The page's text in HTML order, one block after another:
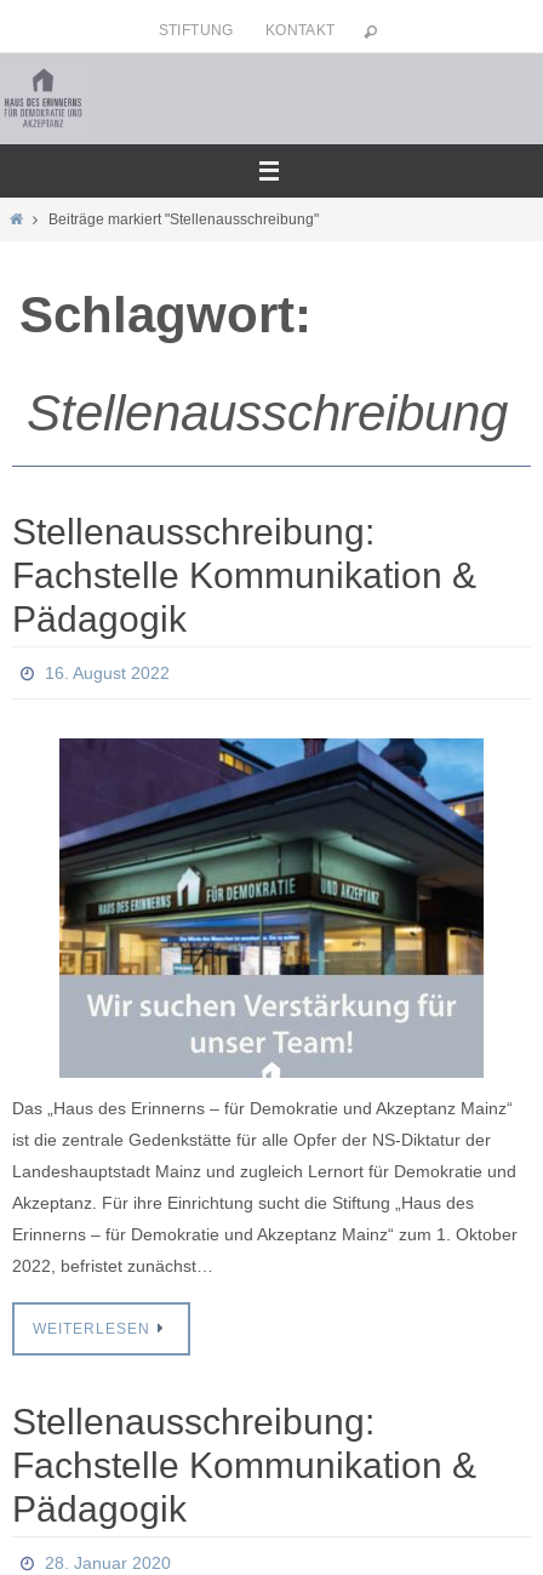
Inhalt
springen
STIFTUNG KONTAKT
HomeBeiträge markiert "Stellenausschreibung"
Schlagwort:
Stellenausschreibung
Stellenausschreibung:
Fachstelle Kommunikation &
Pädagogik
16. August 2022
Das „Haus des Erinnerns – für Demokratie und Akzeptanz Mainz“
ist die zentrale Gedenkstätte für alle Opfer der NS-Diktatur der
Landeshauptstadt Mainz und zugleich Lernort für Demokratie und
Akzeptanz. Für ihre Einrichtung sucht die Stiftung „Haus des
Erinnerns – für Demokratie und Akzeptanz Mainz“ zum 1. Oktober
2022, befristet zunächst…
WEITERLESEN
Stellenausschreibung:
Fachstelle Kommunikation &
Pädagogik
28. Januar 2020